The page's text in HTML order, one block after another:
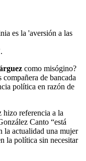
es la 'aversión a las
como misógino?
de bancada
política en razón de
hizo referencia a la
Canto “está
la actualidad una mujer
la política sin necesitar